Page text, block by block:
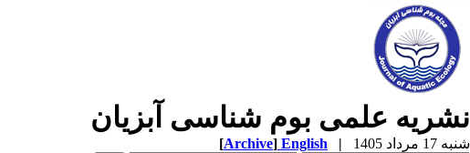
نشریه علمی بوم شناسی آبزیان
شنبه 17 مرداد 1405 |
English
[Archive]